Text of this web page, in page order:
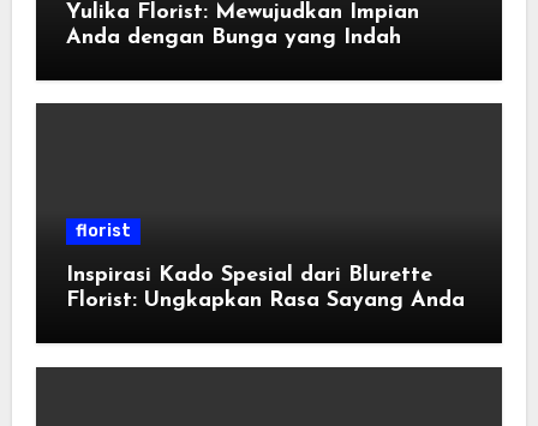
Yulika Florist: Mewujudkan Impian
Anda dengan Bunga yang Indah
florist
Inspirasi Kado Spesial dari Blurette
Florist: Ungkapkan Rasa Sayang Anda